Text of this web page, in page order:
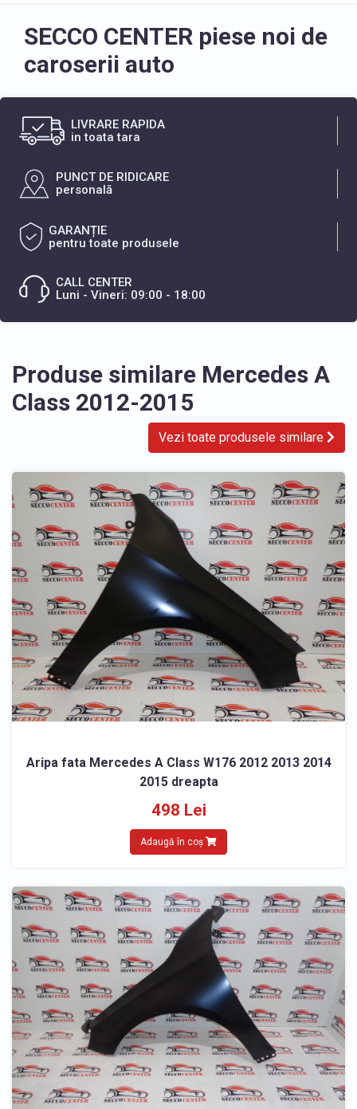
SECCO CENTER piese noi de
caroserii auto
LIVRARE RAPIDA
in toata tara
PUNCT DE RIDICARE
personală
GARANȚIE
pentru toate produsele
CALL CENTER
Luni - Vineri: 09:00 - 18:00
Produse similare Mercedes A
Class 2012-2015
Vezi toate produsele similare
Aripa fata Mercedes A Class W176 2012 2013 2014
2015 dreapta
498 Lei
Adaugă în coș